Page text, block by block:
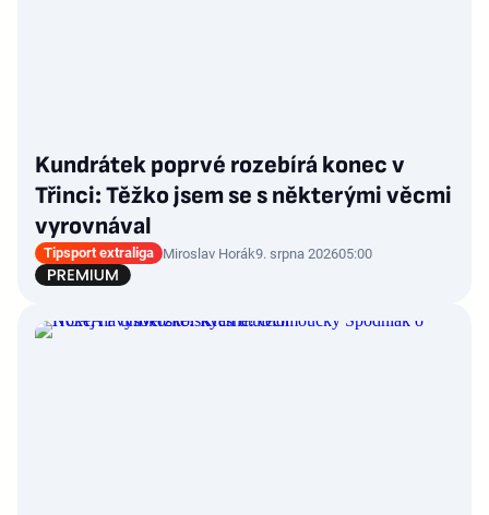
Kundrátek poprvé rozebírá konec v
Třinci: Těžko jsem se s některými věcmi
vyrovnával
Tipsport extraliga Miroslav Horák9. srpna 202605:00